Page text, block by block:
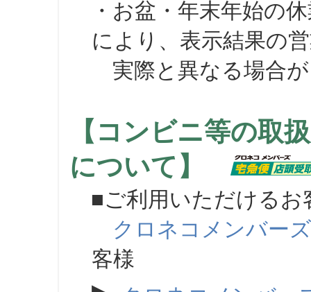
・お盆・年末年始の
により、表示結果の
実際と異なる場合が
【コンビニ等の取
について】
■ご利用いただけるお
クロネコメンバーズ
客様